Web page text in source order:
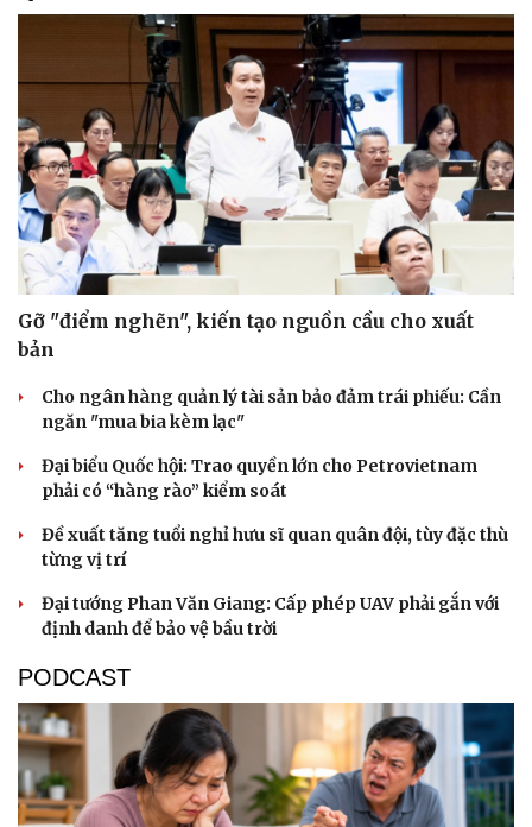
Cải chính
Gỡ "điểm nghẽn", kiến tạo nguồn cầu cho xuất
bản
Cho ngân hàng quản lý tài sản bảo đảm trái phiếu: Cần
ngăn "mua bia kèm lạc"
Đại biểu Quốc hội: Trao quyền lớn cho Petrovietnam
phải có “hàng rào” kiểm soát
Đề xuất tăng tuổi nghỉ hưu sĩ quan quân đội, tùy đặc thù
từng vị trí
Đại tướng Phan Văn Giang: Cấp phép UAV phải gắn với
định danh để bảo vệ bầu trời
PODCAST